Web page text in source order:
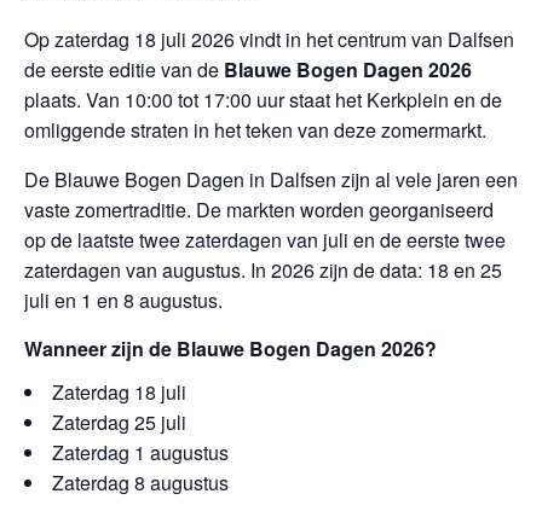
Op zaterdag 18 juli 2026 vindt in het centrum van Dalfsen
de eerste editie van de Blauwe Bogen Dagen 2026
plaats. Van 10:00 tot 17:00 uur staat het Kerkplein en de
omliggende straten in het teken van deze zomermarkt.
De Blauwe Bogen Dagen in Dalfsen zijn al vele jaren een
vaste zomertraditie. De markten worden georganiseerd
op de laatste twee zaterdagen van juli en de eerste twee
zaterdagen van augustus. In 2026 zijn de data: 18 en 25
juli en 1 en 8 augustus.
Wanneer zijn de Blauwe Bogen Dagen 2026?
Zaterdag 18 juli
Zaterdag 25 juli
Zaterdag 1 augustus
Zaterdag 8 augustus